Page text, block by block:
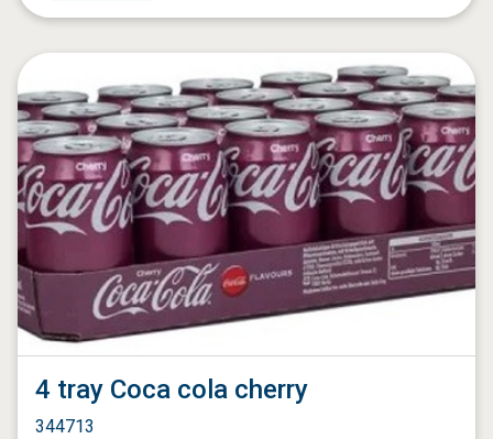
4 tray Coca cola cherry
344713